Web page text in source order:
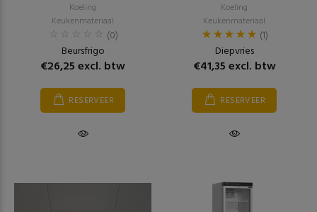
Koeling
Keukenmateriaal
(0)
Beursfrigo
€26,25 excl. btw
RESERVEER
Koeling
Keukenmateriaal
(1)
Diepvries
€41,35 excl. btw
RESERVEER